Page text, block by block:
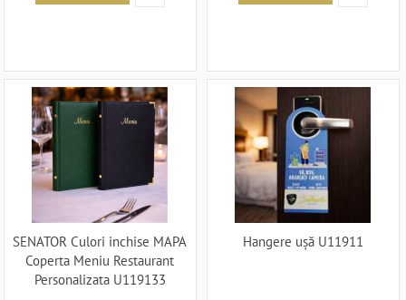
SENATOR Culori inchise MAPA
Coperta Meniu Restaurant
Personalizata U119133
Hangere ușă U11911